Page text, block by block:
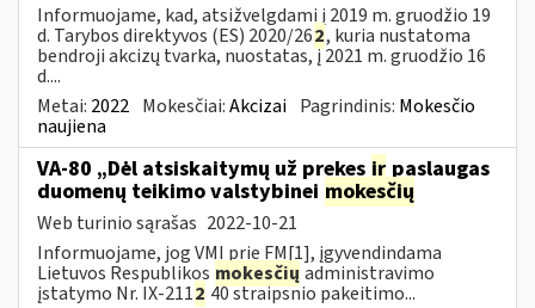
Informuojame, kad, atsižvelgdami į 2019 m. gruodžio 19
d. Tarybos direktyvos (ES) 2020/262, kuria nustatoma
bendroji akcizų tvarka, nuostatas, į 2021 m. gruodžio 16
d....
Metai: 2022 Mokesčiai:Akcizai Pagrindinis: Mokesčio
naujiena
VA-80 „Dėl atsiskaitymų už prekes ir paslaugas
duomenų teikimo valstybinei mokesčių
Web turinio sąrašas 2022-10-21
Informuojame, jog VMI prie FM[1], įgyvendindama
Lietuvos Respublikos mokesčių administravimo
įstatymo Nr. IX-2112 40 straipsnio pakeitimo...